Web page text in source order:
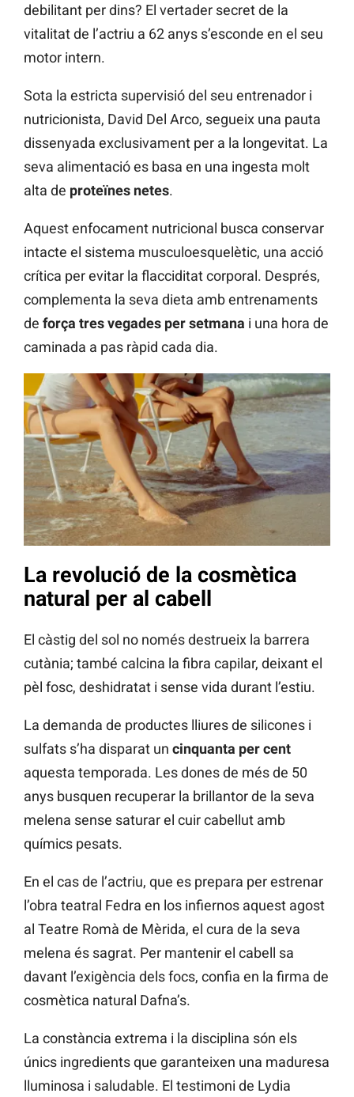
debilitant per dins? El vertader secret de la
vitalitat de l’actriu a 62 anys s’esconde en el seu
motor intern.
Sota la estricta supervisió del seu entrenador i
nutricionista, David Del Arco, segueix una pauta
dissenyada exclusivament per a la longevitat. La
seva alimentació es basa en una ingesta molt
alta de proteïnes netes.
Aquest enfocament nutricional busca conservar
intacte el sistema musculoesquelètic, una acció
crítica per evitar la flacciditat corporal. Després,
complementa la seva dieta amb entrenaments
de força tres vegades per setmana i una hora de
caminada a pas ràpid cada dia.
La revolució de la cosmètica
natural per al cabell
El càstig del sol no només destrueix la barrera
cutània; també calcina la fibra capilar, deixant el
pèl fosc, deshidratat i sense vida durant l’estiu.
La demanda de productes lliures de silicones i
sulfats s’ha disparat un cinquanta per cent
aquesta temporada. Les dones de més de 50
anys busquen recuperar la brillantor de la seva
melena sense saturar el cuir cabellut amb
químics pesats.
En el cas de l’actriu, que es prepara per estrenar
l’obra teatral Fedra en los infiernos aquest agost
al Teatre Romà de Mèrida, el cura de la seva
melena és sagrat. Per mantenir el cabell sa
davant l’exigència dels focs, confia en la firma de
cosmètica natural Dafna’s.
La constància extrema i la disciplina són els
únics ingredients que garanteixen una maduresa
lluminosa i saludable. El testimoni de Lydia